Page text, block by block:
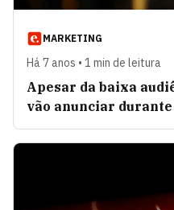
MARKETING
Há 7 anos • 1 min de leitura
Apesar da baixa
vão anunciar durante